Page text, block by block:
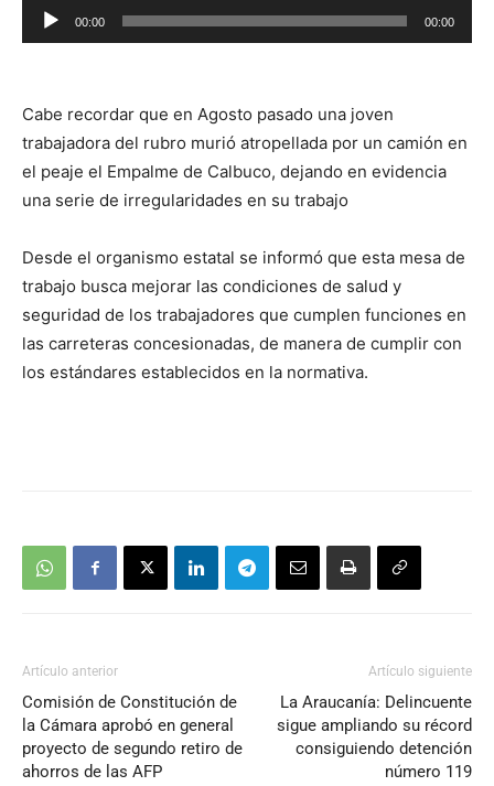
Reproductor
de
00:00 00:00
Cabe recordar que en Agosto pasado una joven
trabajadora del rubro murió atropellada por un camión en
el peaje el Empalme de Calbuco, dejando en evidencia
una serie de irregularidades en su trabajo
Desde el organismo estatal se informó que esta mesa de
trabajo busca mejorar las condiciones de salud y
seguridad de los trabajadores que cumplen funciones en
las carreteras concesionadas, de manera de cumplir con
los estándares establecidos en la normativa.
Artículo anterior
Comisión de Constitución de
la Cámara aprobó en general
proyecto de segundo retiro de
ahorros de las AFP
Artículo siguiente
La Araucanía: Delincuente
sigue ampliando su récord
consiguiendo detención
número 119